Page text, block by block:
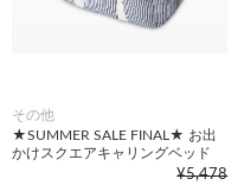
その他
★SUMMER SALE FINAL★ お出
かけスクエアキャリングベッド
¥5,478